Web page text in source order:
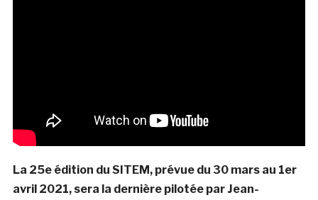
La 25e édition du SITEM, prévue du 30 mars au 1er
avril 2021, sera la dernière pilotée par Jean-